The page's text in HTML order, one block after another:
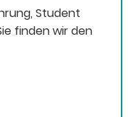
Student
finden wir den